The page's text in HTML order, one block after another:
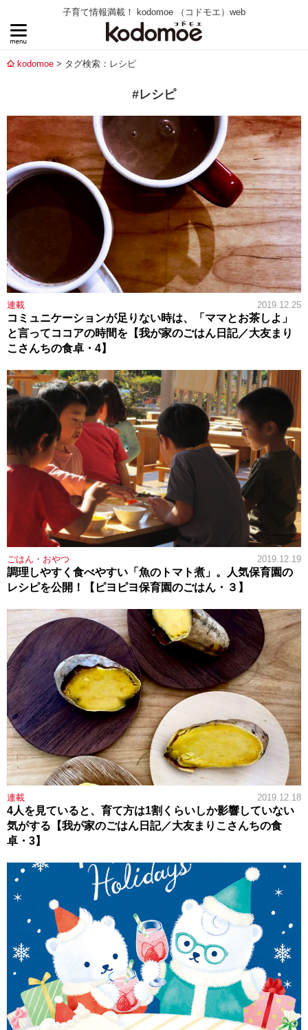
子育て情報満載！ kodomoe （コドモエ）web
kodomoe タグ検索：レシピ
#レシピ
連載 2019.12.25
コミュニケーションが足りない時は、「ママとお茶しよ」
と言ってココアの時間を【我が家のごはん日記／大友まり
こさんちの食卓・4】
ごはん・おやつ 2019.12.19
調理しやすく食べやすい「魚のトマト煮」。人気保育園の
レシピを公開！【ピヨピヨ保育園のごはん・３】
連載 2019.12.18
4人を見ていると、育て方は1割くらいしか影響していない
気がする【我が家のごはん日記／大友まりこさんちの食
卓・3】